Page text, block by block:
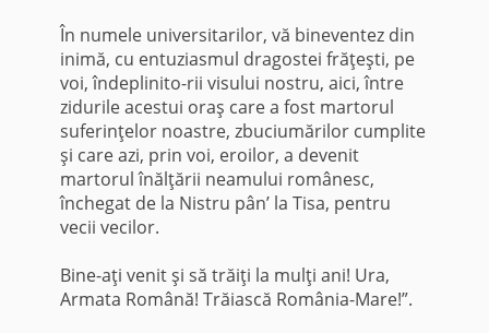
În numele universitarilor, vă bineventez din
inimă, cu entuziasmul dragostei frăţeşti, pe
voi, îndeplinito-rii visului nostru, aici, între
zidurile acestui oraş care a fost martorul
suferinţelor noastre, zbuciumărilor cumplite
şi care azi, prin voi, eroilor, a devenit
martorul înălţării neamului românesc,
închegat de la Nistru pân’ la Tisa, pentru
vecii vecilor.
Bine-aţi venit şi să trăiţi la mulţi ani! Ura,
Armata Română! Trăiască România-Mare!”.